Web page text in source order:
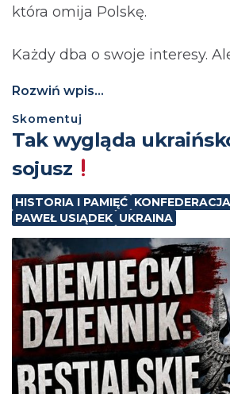
która omija Polskę.
Każdy dba o swoje interesy.
Rozwiń wpis...
Skomentuj
Tak wygląda
sojusz
HISTORIA I PAMIĘĆ KONFEDERACJA
PAWEŁ USIĄDEK UKRAINA